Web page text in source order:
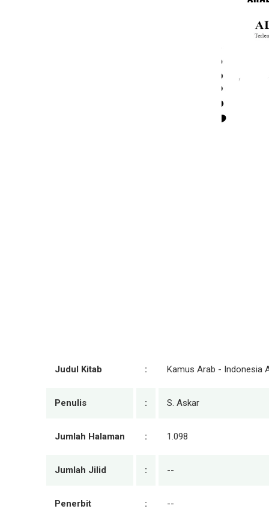
Judul Kitab : Kamus Arab - Indonesia
Penulis : S. Askar
Jumlah Halaman : 1.098
Jumlah Jilid : --
Penerbit : --